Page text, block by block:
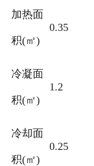
加热面
积(㎡)
0.35
冷凝面
积(㎡)
1.2
冷却面
积(㎡)
0.25